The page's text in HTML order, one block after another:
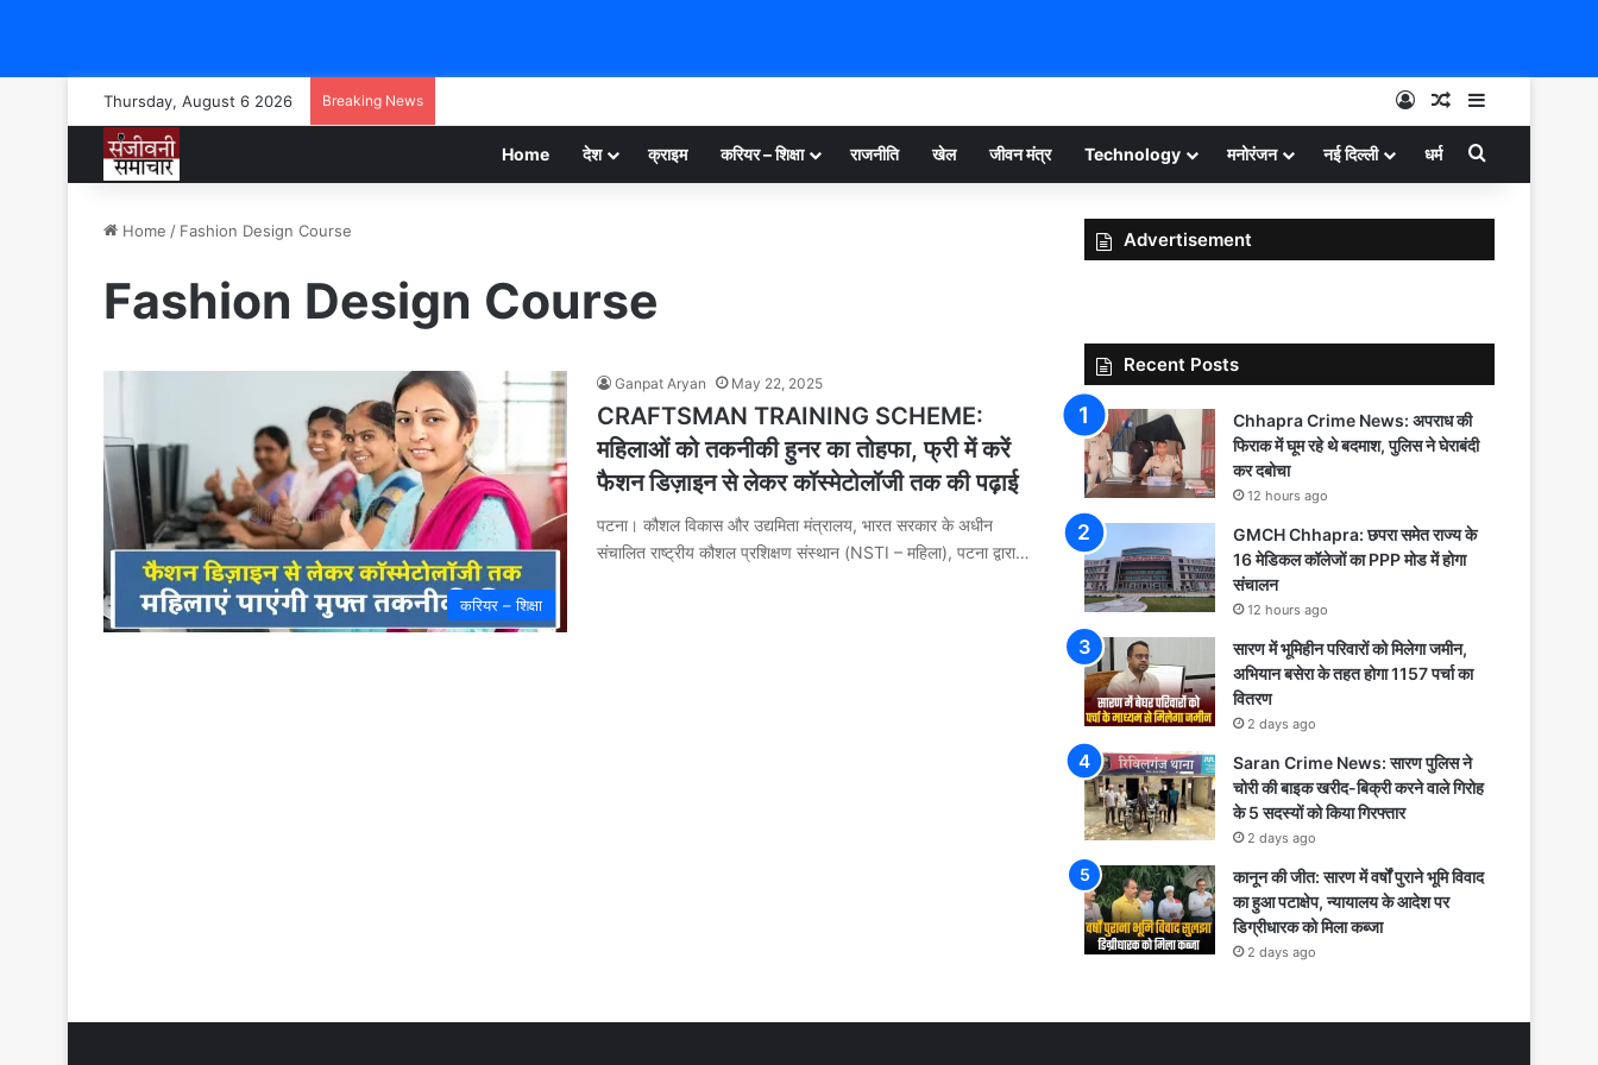
Thursday, August 6 2026 Breaking News Log InRandom Article
Sidebar
Home देश क्राइम करियर – शिक्षा राजनीति खेल जीवन मंत्र Technology मनोरंजन नई दिल्ली धर्म Search for
Home / Fashion Design Course
Fashion Design Course
करियर – शिक्षा
Ganpat Aryan May 22, 2025
CRAFTSMAN TRAINING SCHEME:
महिलाओं को तकनीकी हुनर का तोहफा, फ्री में करें
फैशन डिज़ाइन से लेकर कॉस्मेटोलॉजी तक की पढ़ाई
पटना। कौशल विकास और उद्यमिता मंत्रालय, भारत सरकार के अधीन
संचालित राष्ट्रीय कौशल प्रशिक्षण संस्थान (NSTI – महिला), पटना द्वारा…
Advertisement
Recent Posts
Chhapra Crime News: अपराध की
फिराक में घूम रहे थे बदमाश, पुलिस ने घेराबंदी
कर दबोचा
12 hours ago
GMCH Chhapra: छपरा समेत राज्य के
16 मेडिकल कॉलेजों का PPP मोड में होगा
संचालन
12 hours ago
सारण में भूमिहीन परिवारों को मिलेगा जमीन,
अभियान बसेरा के तहत होगा 1157 पर्चा का
वितरण
2 days ago
Saran Crime News: सारण पुलिस ने
चोरी की बाइक खरीद-बिक्री करने वाले गिरोह
के 5 सदस्यों को किया गिरफ्तार
2 days ago
कानून की जीत: सारण में वर्षों पुराने भूमि विवाद
का हुआ पटाक्षेप, न्यायालय के आदेश पर
डिग्रीधारक को मिला कब्जा
2 days ago